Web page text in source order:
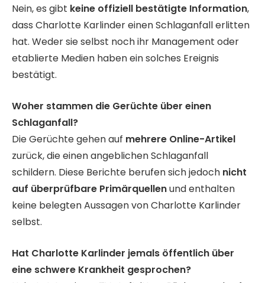
Nein, es gibt keine offiziell bestätigte Information,
dass Charlotte Karlinder einen Schlaganfall erlitten
hat. Weder sie selbst noch ihr Management oder
etablierte Medien haben ein solches Ereignis
bestätigt.
Woher stammen die Gerüchte über einen
Schlaganfall?
Die Gerüchte gehen auf mehrere Online-Artikel
zurück, die einen angeblichen Schlaganfall
schildern. Diese Berichte berufen sich jedoch nicht
auf überprüfbare Primärquellenund enthalten
keine belegten Aussagen von Charlotte Karlinder
selbst.
Hat Charlotte Karlinder jemals öffentlich über
eine schwere Krankheit gesprochen?